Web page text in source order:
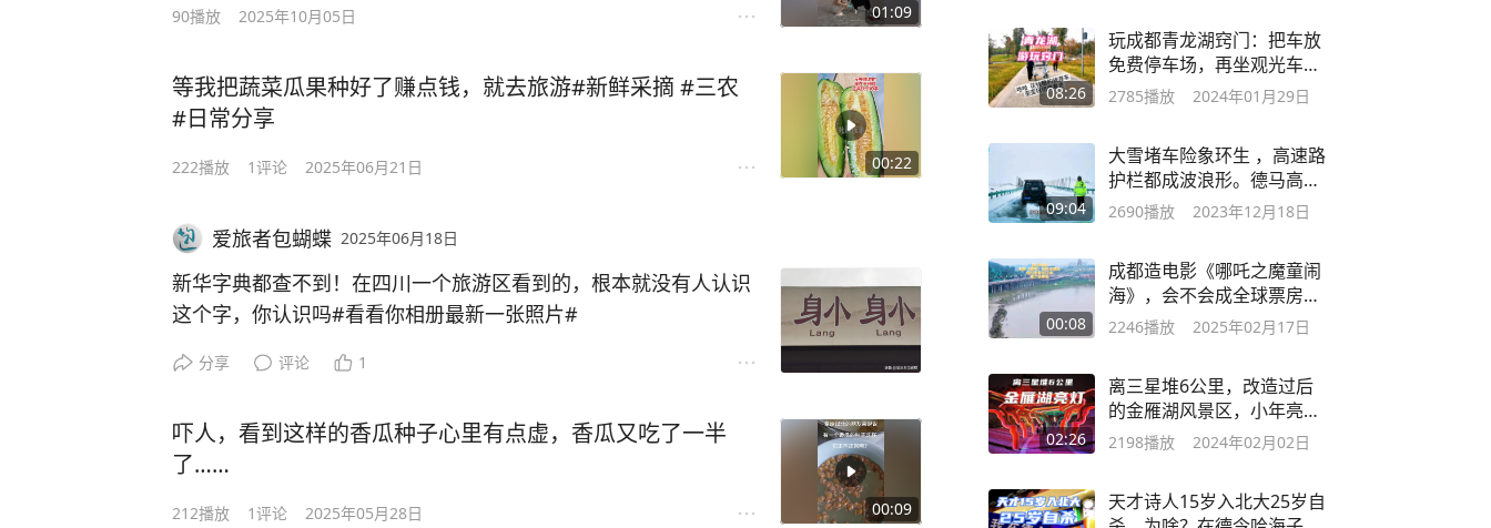
01:09
90播放 2025年10月05日
00:22
等我把蔬菜瓜果种好了赚点钱，就去旅游#新鲜采摘 #三农
#日常分享
222播放 1评论 2025年06月21日
爱旅者包蝴蝶 2025年06月18日
新华字典都查不到！在四川一个旅游区看到的，根本就没有人认识
这个字，你认识吗#看看你相册最新一张照片#
分享 评论 1
00:09
吓人，看到这样的香瓜种子心里有点虚，香瓜又吃了一半
了……
212播放 1评论 2025年05月28日
08:26
玩成都青龙湖窍门：把车放
免费停车场，再坐观光车逛
一大圈，闹热
2785播放 2024年01月29日
09:04
大雪堵车险象环生 ，高速路
护栏都成波浪形。德马高速
（2）
2690播放 2023年12月18日
00:08
成都造电影《哪吒之魔童闹
海》，会不会成全球票房最
高的电影
2246播放 2025年02月17日
02:26
离三星堆6公里，改造过后
的金雁湖风景区，小年亮灯
了，好美
2198播放 2024年02月02日
天才诗人15岁入北大25岁自